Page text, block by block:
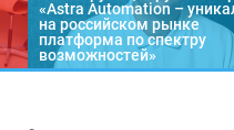
«Astra Automation –
на российском рынке
платформа по спектру
возможностей»